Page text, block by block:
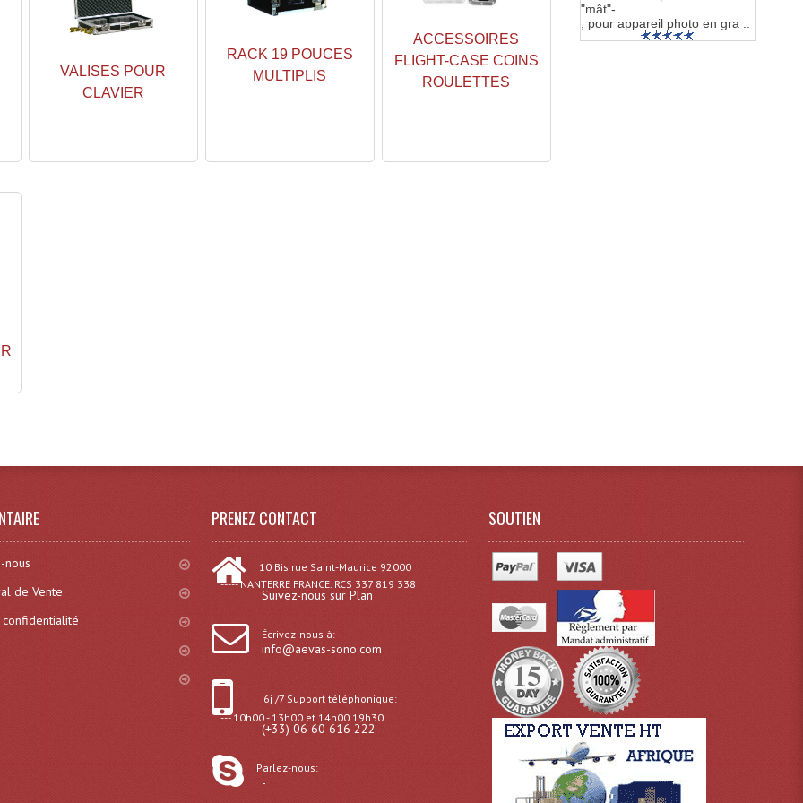
VALISES POUR
CLAVIER
RACK 19 POUCES
MULTIPLIS
ACCESSOIRES
FLIGHT-CASE COINS
ROULETTES
"mât"-
; pour appareil photo en gra ..
nous
de Vente
PRENEZ CONTACT
10 Bis rue Saint-Maurice 92000
----- NANTERRE FRANCE. RCS 337 819 338
Suivez-nous sur Plan
Écrivez-nous à:
info@aevas-sono.com
6j /7 Support téléphonique:
--- 10h00 - 13h00 et 14h00 19h30.
(+33) 06 60 616 222
Parlez-nous:
-
SOUTIEN